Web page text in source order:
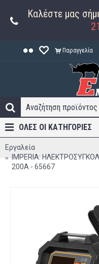
Καλέστε μας
Παραγγελία
ΟΛΕΣ ΟΙ ΚΑΤΗΓΟΡΊΕΣ
Εργαλεία
IMPERIA:
200Α - 65667